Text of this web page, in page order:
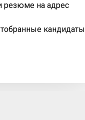
резюме на адрес
кандидаты